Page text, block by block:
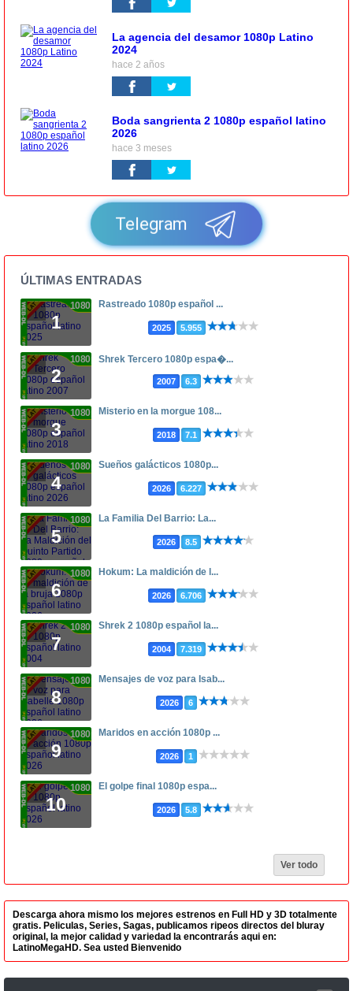
La agencia del desamor 1080p Latino
2024
hace 2 años
Boda sangrienta 2 1080p español latino
2026
hace 3 meses
Telegram
ÚLTIMAS ENTRADAS
1
1080p Rastreado 1080p español ...
2025 5.955
2
1080p Shrek Tercero 1080p espa�...
2007 6.3
3
1080p Misterio en la morgue 108...
2018 7.1
4
1080p Sueños galácticos 1080p...
2026 6.227
5
1080p La Familia Del Barrio: La...
2026 8.5
6
1080p Hokum: La maldición de l...
2026 6.706
7
1080p Shrek 2 1080p español la...
2004 7.319
8
1080p Mensajes de voz para Isab...
2026 6
9
1080p Maridos en acción 1080p ...
2026 1
10
1080p El golpe final 1080p espa...
2026 5.8
Ver todo
Descarga ahora mismo los mejores estrenos en Full HD y 3D totalmente
gratis. Peliculas, Series, Sagas, publicamos ripeos directos del bluray
original, la mejor calidad y variedad la encontrarás aqui en:
LatinoMegaHD. Sea usted Bienvenido